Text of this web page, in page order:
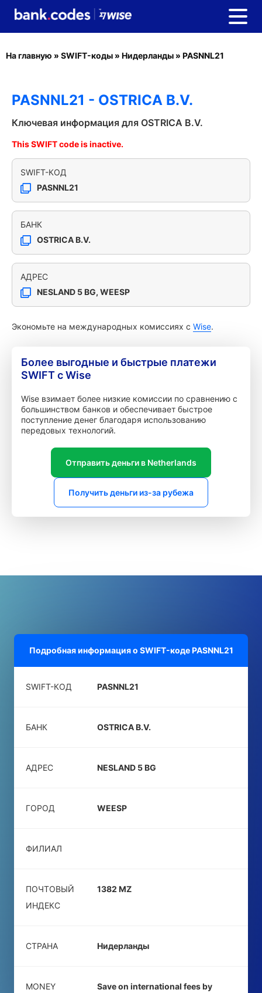
На главную » SWIFT-коды » Нидерланды » PASNNL21
PASNNL21 - OSTRICA B.V.
Ключевая информация для OSTRICA B.V.
This SWIFT code is inactive.
SWIFT-КОД
PASNNL21
БАНК
OSTRICA B.V.
АДРЕС
NESLAND 5 BG, WEESP
Экономьте на международных комиссиях с Wise.
Более выгодные и быстрые платежи
SWIFT с Wise
Wise взимает более низкие комиссии по сравнению с
большинством банков и обеспечивает быстрое
поступление денег благодаря использованию
передовых технологий.
Отправить деньги в Netherlands
Получить деньги из-за рубежа
Подробная информация о SWIFT-кодеPASNNL21
SWIFT-КОД PASNNL21
БАНК OSTRICA B.V.
АДРЕС NESLAND 5 BG
ГОРОД WEESP
ФИЛИАЛ
ПОЧТОВЫЙ
ИНДЕКС
1382 MZ
СТРАНА Нидерланды
MONEY
Save on international fees by